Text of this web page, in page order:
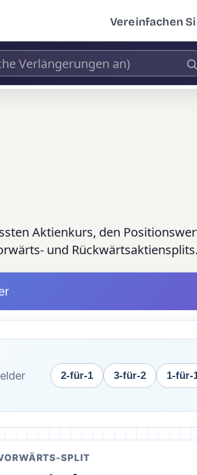
Vereinfachen
Aktienkurs, den
und
2-für-1 3-für-2 1-für-
SPLIT